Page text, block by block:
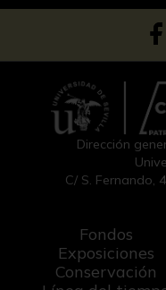
Dirección
C/ S. Fernando,
Fondos
Exposiciones
Conservación